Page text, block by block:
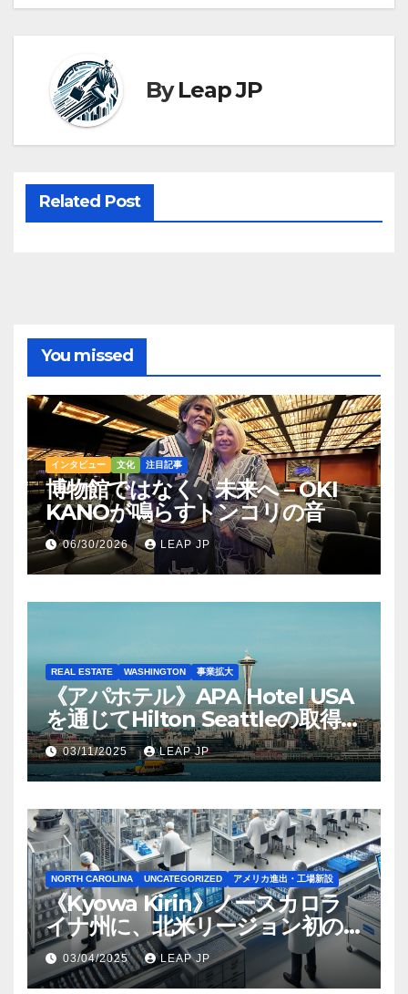
ByLeap JP
Related Post
You missed
インタビュー 文化 注目記事
博物館ではなく、未来へ – OKI
KANOが鳴らすトンコリの音
06/30/2026 LEAP JP
REAL ESTATE WASHINGTON 事業拡大
《アパホテル》APA Hotel USA
を通じてHilton Seattleの取得を
完了
03/11/2025 LEAP JP
NORTH CAROLINA UNCATEGORIZED アメリカ進出・工場新設
《Kyowa Kirin》ノースカロラ
イナ州に、北米リージョン初の
工場建設を決定
03/04/2025 LEAP JP